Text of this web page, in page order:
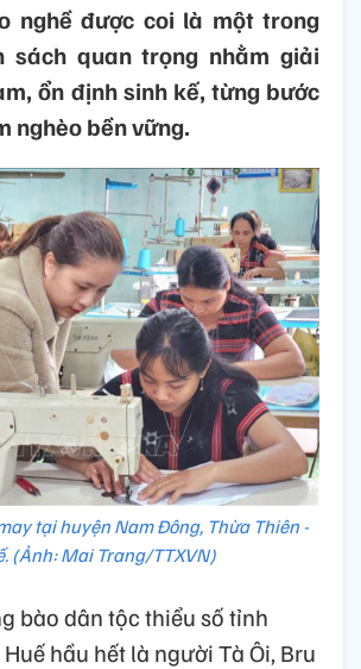
nghề được coi là một trong
sách quan trọng nhằm giải
ổn định sinh kế, từng bước
nghèo bền vững.
tại huyện Nam Đông, Thừa Thiên -
(Ảnh: Mai Trang/TTXVN)
bào dân tộc thiểu số tỉnh
hầu hết là người Tà Ôi, Bru